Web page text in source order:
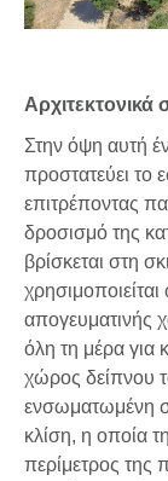
Αρχιτεκτονικά
Στην όψη αυτή
προστατεύει το
επιτρέποντας
δροσισμό της
βρίσκεται στη
απογευματινής
όλη τη μέρα για
χώρος δείπνου
ενσωματωμένη
κλίση, η οποία
περίμετρος της